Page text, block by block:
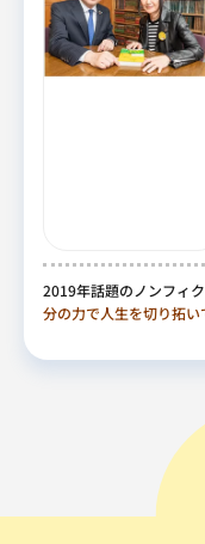
2019年話題のノンフィ
分の力で人生を切り拓い